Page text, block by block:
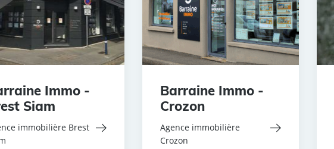
Immo -
Siam
immobilière Brest
Barraine Immo -
Crozon
Agence immobilière
Crozon